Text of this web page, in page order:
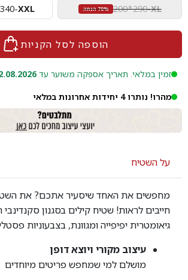
XL
-
200*290 70% הנחה XXL
-
הוספה לסל הקניות
זמין במלאי. תאריך אספקה משוער עד
מהרו! נותרו 4 יחידות אחרונות במלאי
על השטיח
מחפשים את האחד שיסעיר אתכם? את
חייבים לראות! שטיח קילים בסגנון
גיאומטרית יפיפייה ומגוונת, בצבעוניות
עיצוב מקורי ויוצא דופן
מושלם למי שמחפש פריטים מיוחדים